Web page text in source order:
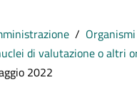
di valutazione o altri
2022